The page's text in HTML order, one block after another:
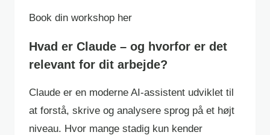
Book din workshop her
Hvad er Claude – og hvorfor er det
relevant for dit arbejde?
Claude er en moderne AI-assistent udviklet til
at forstå, skrive og analysere sprog på et højt
niveau. Hvor mange stadig kun kender